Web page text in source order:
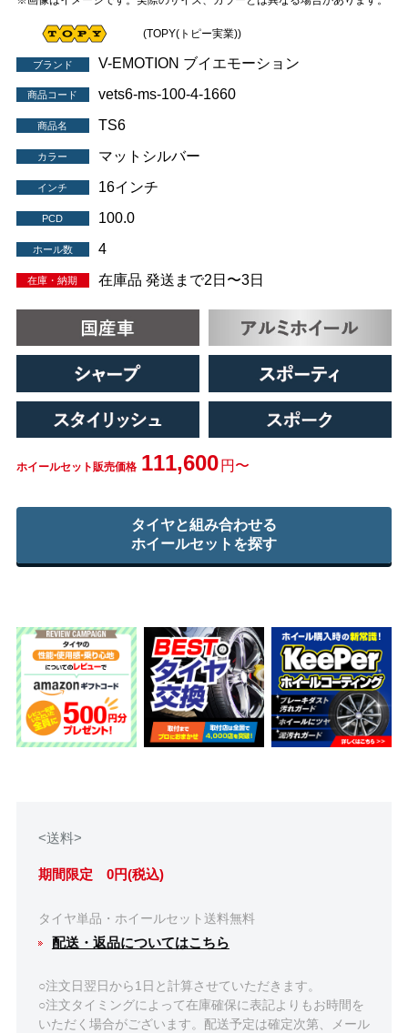
(TOPY(トピー実業))
ブランド V-EMOTION ブイエモーション
商品コード vets6-ms-100-4-1660
商品名 TS6
カラー マットシルバー
インチ 16インチ
PCD 100.0
ホール数 4
在庫・納期 在庫品 発送まで2日〜3日
ホイールセット販売価格 111,600 円〜
タイヤと組み合わせる
ホイールセットを探す
<送料>
期間限定 0円(税込)
タイヤ単品・ホイールセット送料無料
配送・返品についてはこちら
○注文日翌日から1日と計算させていただきます。
○注文タイミングによって在庫確保に表記よりもお時間を
いただく場合がございます。配送予定は確定次第、メール